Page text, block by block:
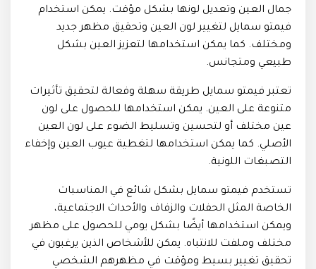
جمال العين وتعديل لونها بشكل مؤقت. يمكن استخدام
فيمتو سمايل لتغيير لون العين وتحقيق مظهر جديد
ومختلف. كما يمكن استخدامها لتعزيز العين بشكل
طبيعي ومتجانس.
تعتبر فيمتو سمايل طريقة سهلة وفعالة لتحقيق تأثيرات
متنوعة على العين. يمكن استخدامها للحصول على لون
عين مختلف أو لتحسين وتسليط الضوء على لون العين
الأصلي. كما يمكن استخدامها لتغطية عيوب العين وإخفاء
التصبغات اللونية.
تستخدم فيمتو سمايل بشكل شائع في المناسبات
الخاصة المثل الحفلات والزفاف والأحداث الاجتماعية،
ويمكن استخدامها أيضًا بشكل يومي للحصول على مظهر
مختلف وملفت للانتباه. يمكن للأشخاص الذين يرغبون في
تحقيق تغيير بسيط ومؤقت في مظهرهم الشخصي